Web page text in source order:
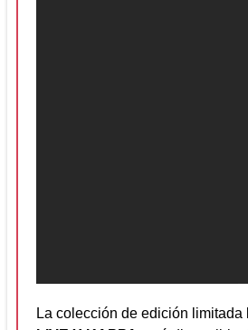
La colección de edición limitada